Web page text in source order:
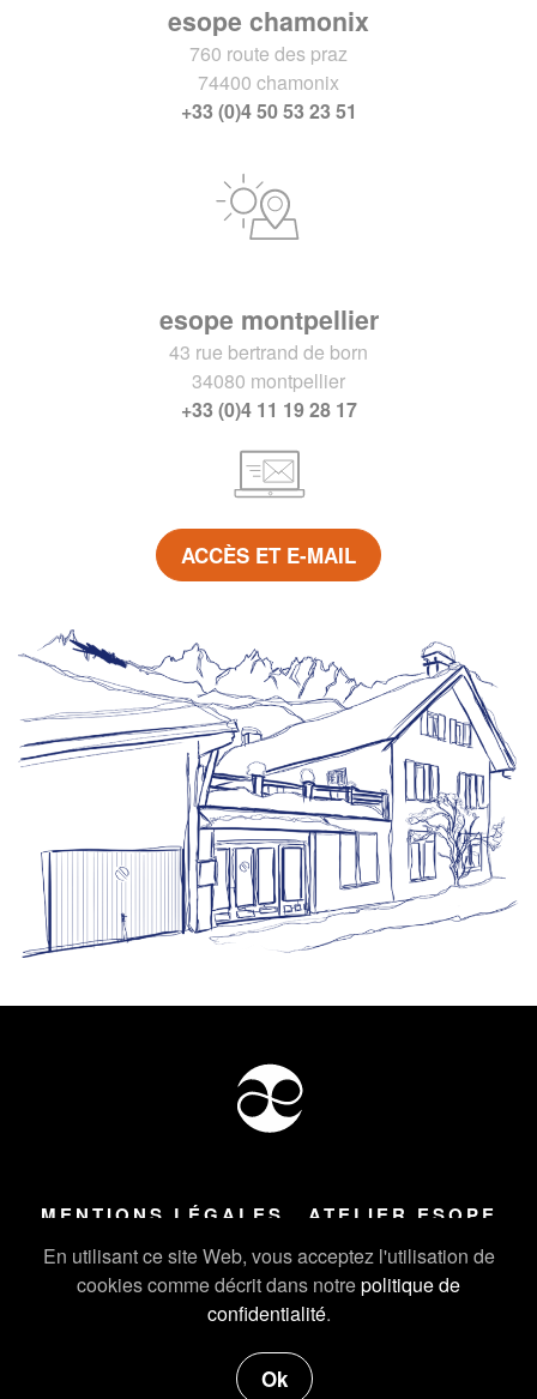
En utilisant ce site Web, vous acceptez l'utilisation de
cookies comme décrit dans notrepolitique de
confidentialité.
Ok
esope chamonix
760 route des praz
74400 chamonix
+33 (0)4 50 53 23 51
esope montpellier
43 rue bertrand de born
34080 montpellier
+33 (0)4 11 19 28 17
ACCÈS ET E-MAIL
MENTIONS LÉGALES ATELIER ESOPE